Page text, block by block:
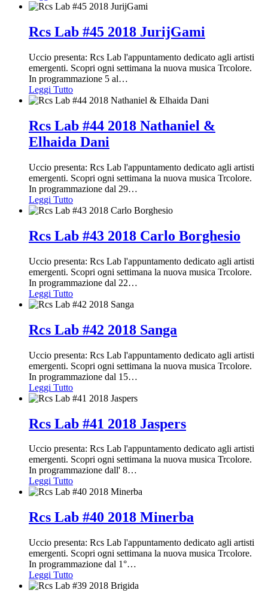
Rcs Lab #45 2018 JurijGami
Uccio presenta: Rcs Lab l'appuntamento dedicato agli artisti
emergenti. Scopri ogni settimana la nuova musica Trcolore.
In programmazione 5 al…
Leggi Tutto
Rcs Lab #44 2018 Nathaniel &
Elhaida Dani
Uccio presenta: Rcs Lab l'appuntamento dedicato agli artisti
emergenti. Scopri ogni settimana la nuova musica Trcolore.
In programmazione dal 29…
Leggi Tutto
Rcs Lab #43 2018 Carlo Borghesio
Uccio presenta: Rcs Lab l'appuntamento dedicato agli artisti
emergenti. Scopri ogni settimana la nuova musica Trcolore.
In programmazione dal 22…
Leggi Tutto
Rcs Lab #42 2018 Sanga
Uccio presenta: Rcs Lab l'appuntamento dedicato agli artisti
emergenti. Scopri ogni settimana la nuova musica Trcolore.
In programmazione dal 15…
Leggi Tutto
Rcs Lab #41 2018 Jaspers
Uccio presenta: Rcs Lab l'appuntamento dedicato agli artisti
emergenti. Scopri ogni settimana la nuova musica Trcolore.
In programmazione dall' 8…
Leggi Tutto
Rcs Lab #40 2018 Minerba
Uccio presenta: Rcs Lab l'appuntamento dedicato agli artisti
emergenti. Scopri ogni settimana la nuova musica Trcolore.
In programmazione dal 1°…
Leggi Tutto